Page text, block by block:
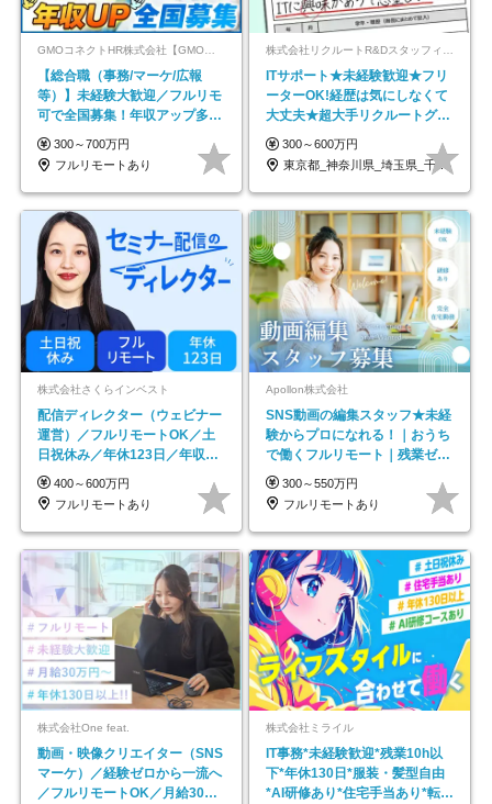
GMOコネクトHR株式会社【GMOインターネットグループ】
【総合職（事務/マーケ/広報
等）】未経験大歓迎／フルリモ
可で全国募集！年収アップ多数
★年休最大130日★
300～700万円
フルリモートあり
株式会社リクルートR&Dスタッフィング【リクルートグループ】
ITサポート★未経験歓迎★フリ
ーターOK!経歴は気にしなくて
大丈夫★超大手リクルートグル
ープの正社員/sg
300～600万円
東京都_神奈川県_埼玉県_千葉県_大阪府…
株式会社さくらインベスト
配信ディレクター（ウェビナー
運営）／フルリモートOK／土
日祝休み／年休123日／年収
600万円可
400～600万円
フルリモートあり
Apollon株式会社
SNS動画の編集スタッフ★未経
験からプロになれる！｜おうち
で働くフルリモート｜残業ゼロ
で18時退勤◎
300～550万円
フルリモートあり
株式会社One feat.
動画・映像クリエイター（SNS
マーケ）／経験ゼロから一流へ
／フルリモートOK／月給30万
株式会社ミライル
IT事務*未経験歓迎*残業10h以
下*年休130日*服装・髪型自由
*AI研修あり*住宅手当あり*転勤